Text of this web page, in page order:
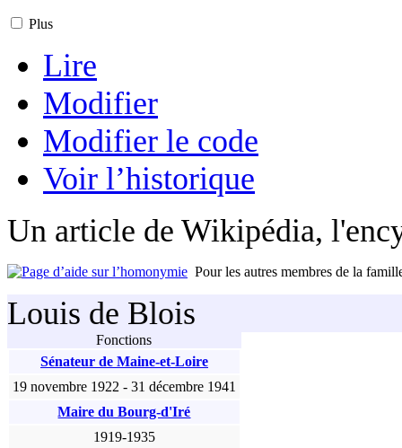
Plus
Lire
Modifier
Modifier le code
Voir l’historique
Un article de Wikipédia,
Pour les autres membres de la
Louis de Blois
Fonctions
Sénateur de Maine-et-Loire
19 novembre 1922 - 31 décembre 1941
Maire du Bourg-d'Iré
1919-1935